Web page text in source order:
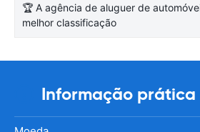
🏆 A agência de aluguer de
melhor classificação
Informação prática